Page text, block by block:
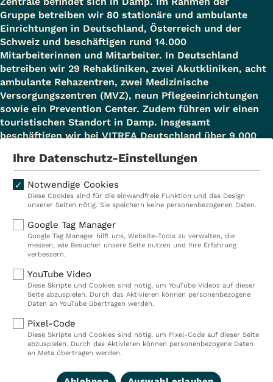
Gruppe betreiben wir 80 stationäre und ambulante
Einrichtungen in Deutschland, Österreich und der
Schweiz und beschäftigen rund 14.000
Mitarbeiterinnen und Mitarbeiter. In Deutschland
betreiben wir 29 Rehakliniken, zwei Akutkliniken, acht
ambulante Rehazentren, zwei Medizinische
Versorgungszentren (MVZ), neun Pflegeeinrichtungen
sowie ein Prevention Center. Zudem führen wir einen
touristischen Standort in Damp. Insgesamt
beschäftigen wir bei VITREA Deutschland über 9.000
Kliniken
Ambulant
Reha
Prävention
Karriere
VITREA Deutschland
IMPRESSUM
HINWEISGEBERSYSTEM
AUFSICHTSBEHÖRDEN
Ihre Datenschutz-Einstellungen
Notwendige Cookies
Diese Cookies sind für die einwandfreie Funktion und das Design
unserer Seiten nötig. Sie speichern keine personenbezogenen Daten.
Google Tag Manager
Google Tag Manager hilft uns, Website-Tools zu verwalten, die
messen, wie Besucher unsere Seite nutzen und Ihre Erfahrung
verbessern.
YouTube Video
Diese Skripte und Cookies sind nötig, um YouTube Videos auf dieser
Seite abzuspielen. Durch das Aktivieren können personenbezogene
Daten an YouTube übertragen werden.
Pixel-Code
Diese Skripte und Cookies sind nötig, um Pixel-Code auf dieser Seite
abzuspielen. Durch das Aktivieren können personenbezogene Daten
an Meta übertragen werden.